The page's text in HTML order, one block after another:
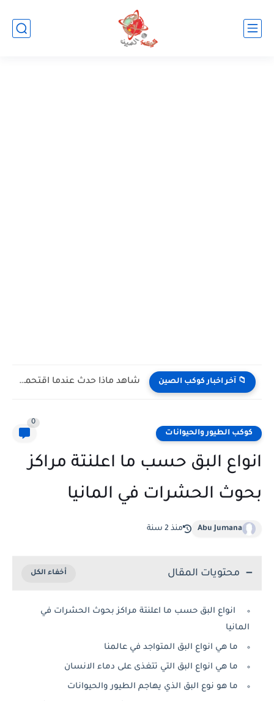
📁 آخر اخبار كوكب الصين شاهد كيف يتغلب النمس على الكوبرا في مواجهة تعتمد على...
كوكب الطيور والحيوانات
0
انواع البق حسب ما اعلنتة مراكز
بحوث الحشرات في المانيا
Abu Jumana منذ 2 سنة
محتويات المقال
انواع البق حسب ما اعلنتة مراكز بحوث الحشرات في
المانيا
ما هي انواع البق المتواجد في عالمنا
ما هي انواع البق التي تتغذى على دماء الانسان
ما هو نوع البق الذي يهاجم الطيور والحيوانات